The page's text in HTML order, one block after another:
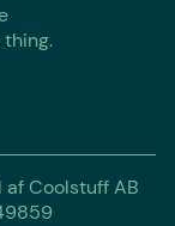
Coolstuff AB